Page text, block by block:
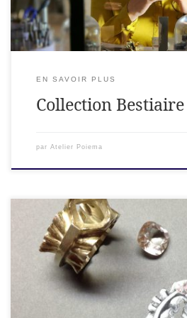
EN SAVOIR PLUS
Collection
par Atelier Poiema
« Les gouachés sont à la haute
sont à la haute couture : un dessin
toutes les mains intervenant dans la
Sylvette Botella-Gaudichon,
Piscine de Roubaix à l’occasion